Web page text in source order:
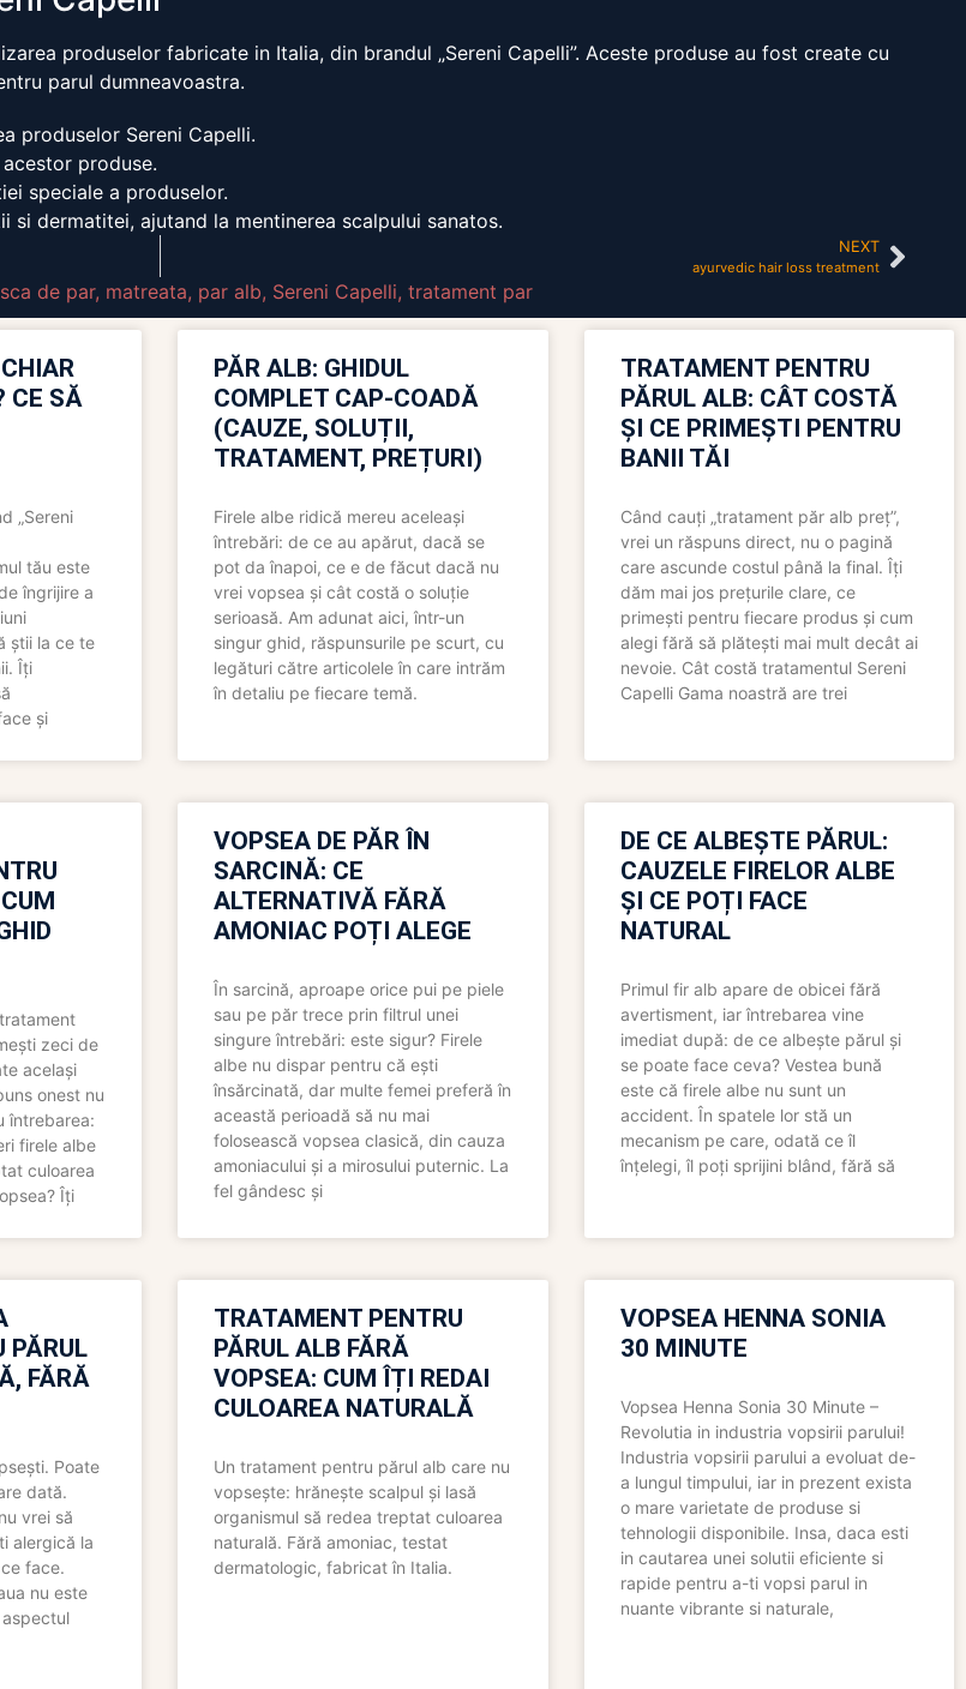
produselor fabricate in Italia, din brandul „Sereni Capelli”. Aceste produse au fost create cu
parul dumneavoastra.
produselor Sereni Capelli.
produse.
speciale a produselor.
dermatitei, ajutand la mentinerea scalpului sanatos.
NEXT
ayurvedic hair loss treatment
de par, matreata, par alb, Sereni Capelli, tratament par
CE SĂ
„Sereni
tău este
îngrijire a
știi la ce te
Îți
și
PĂR ALB: GHIDUL
COMPLET CAP-COADĂ
(CAUZE, SOLUȚII,
TRATAMENT, PREȚURI)
Firele albe ridică mereu aceleași
întrebări: de ce au apărut, dacă se
pot da înapoi, ce e de făcut dacă nu
vrei vopsea și cât costă o soluție
serioasă. Am adunat aici, într-un
singur ghid, răspunsurile pe scurt, cu
legături către articolele în care intrăm
în detaliu pe fiecare temă.
TRATAMENT PENTRU
PĂRUL ALB: CÂT COSTĂ
ȘI CE PRIMEȘTI PENTRU
BANII TĂI
Când cauți „tratament păr alb preț”,
vrei un răspuns direct, nu o pagină
care ascunde costul până la final. Îți
dăm mai jos prețurile clare, ce
primești pentru fiecare produs și cum
alegi fără să plătești mai mult decât ai
nevoie. Cât costă tratamentul Sereni
Capelli Gama noastră are trei
zeci de
același
onest nu
întrebarea:
firele albe
culoarea
Îți
VOPSEA DE PĂR ÎN
SARCINĂ: CE
ALTERNATIVĂ FĂRĂ
AMONIAC POȚI ALEGE
În sarcină, aproape orice pui pe piele
sau pe păr trece prin filtrul unei
singure întrebări: este sigur? Firele
albe nu dispar pentru că ești
însărcinată, dar multe femei preferă în
această perioadă să nu mai
folosească vopsea clasică, din cauza
amoniacului și a mirosului puternic. La
fel gândesc și
DE CE ALBEȘTE PĂRUL:
CAUZELE FIRELOR ALBE
ȘI CE POȚI FACE
NATURAL
Primul fir alb apare de obicei fără
avertisment, iar întrebarea vine
imediat după: de ce albește părul și
se poate face ceva? Vestea bună
este că firele albe nu sunt un
accident. În spatele lor stă un
mecanism pe care, odată ce îl
înțelegi, îl poți sprijini blând, fără să
PĂRUL
FĂRĂ
Poate
dată.
vrei să
alergică la
face.
nu este
TRATAMENT PENTRU
PĂRUL ALB FĂRĂ
VOPSEA: CUM ÎȚI REDAI
CULOAREA NATURALĂ
Un tratament pentru părul alb care nu
vopsește: hrănește scalpul și lasă
organismul să redea treptat culoarea
naturală. Fără amoniac, testat
dermatologic, fabricat în Italia.
VOPSEA HENNA SONIA
30 MINUTE
Vopsea Henna Sonia 30 Minute –
Revolutia in industria vopsirii parului!
Industria vopsirii parului a evoluat de-
a lungul timpului, iar in prezent exista
o mare varietate de produse si
tehnologii disponibile. Insa, daca esti
in cautarea unei solutii eficiente si
rapide pentru a-ti vopsi parul in
nuante vibrante si naturale,